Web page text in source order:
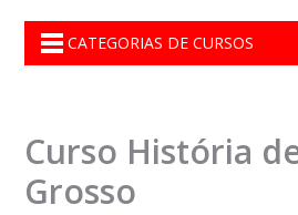
CATEGORIAS DE CURSOS
Curso História
Grosso